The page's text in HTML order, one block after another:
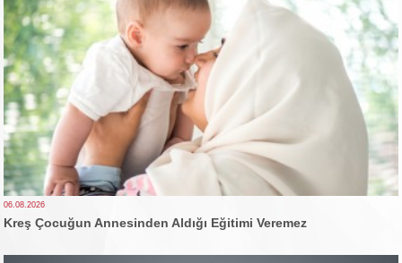
06.08.2026
Kreş Çocuğun Annesinden Aldığı Eğitimi Veremez